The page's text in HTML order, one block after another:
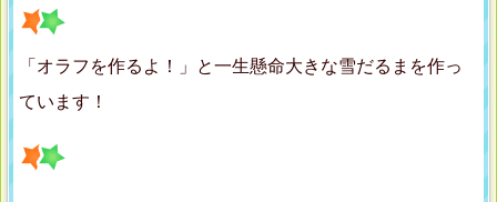
「オラフを作るよ！」と一生懸命大きな雪だるまを作っ
ています！